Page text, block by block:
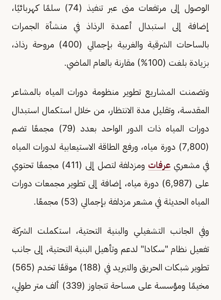
الوصول إلى مرتفعات منى عبر تنفيذ (74) سلمًا كهربائيًا،
إضافة إلى استبدال أعمدة الرذاذ في منشأة الجمرات
بالساحات الشرقية والغربية بإجمالي (400) مروحة رذاذ،
بزيادة بلغت (100%) مقارنة بالعام الماضي.
وتضمنت المشاريع تطوير منظومة دورات المياه بالمشاعر
المقدسة، وتقليل مدة الانتظار، من خلال استكمال استبدال
دورات المياه ذات الدور الواحد بعدد (79) مجمعًا تضم
(7,800) دورة مياه، ورفع الطاقة الاستيعابية لدورات المياه
في مشعري عرفات
ومزدلفة لتصل إلى (411) مجمعًا تحتوي
على (6,987) دورة مياه، إضافة إلى تطوير مجمعات دورات
المياه الحديثة في مشعر مزدلفة بإجمالي (53) مجمعًا.
وفي الجانب التشغيلي والبنية التحتية، استكملت الشركة
تفعيل نظام "سكادا" لدعم وتأهيل البنية التحتية، إلى جانب
تطوير شبكات الحريق والتبريد في (188) موقعًا تخدم (565)
مخيمًا ومؤسسة على مساحة تتجاوز (339) ألف متر طولي،